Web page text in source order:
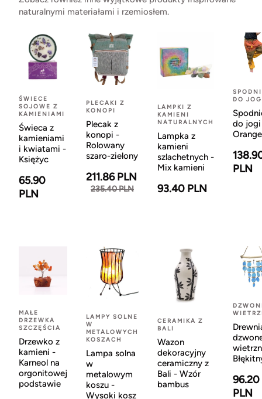
naturalnymi materiałami i rzemiosłem.
ŚWIECE
SOJOWE Z
KAMIENIAMI
Świeca z
kamieniami
i kwiatami -
Księżyc
65.90
PLN
PLECAKI Z
KONOPI
Plecak z
konopi -
Rolowany
szaro-zielony
211.86 PLN
235.40 PLN
LAMPKI Z
KAMIENI
NATURALNYCH
Lampka z
kamieni
szlachetnych -
Mix kamieni
93.40 PLN
DO
do
Orange
PLN
MAŁE
DRZEWKA
SZCZĘŚCIA
Drzewko z
kamieni -
Karneol na
orgonitowej
podstawie
LAMPY SOLNE
W
METALOWYCH
KOSZACH
Lampa solna
w
metalowym
koszu -
Wysoki kosz
CERAMIKA Z
BALI
Wazon
dekoracyjny
ceramiczny z
Bali - Wzór
bambus
96.20
PLN